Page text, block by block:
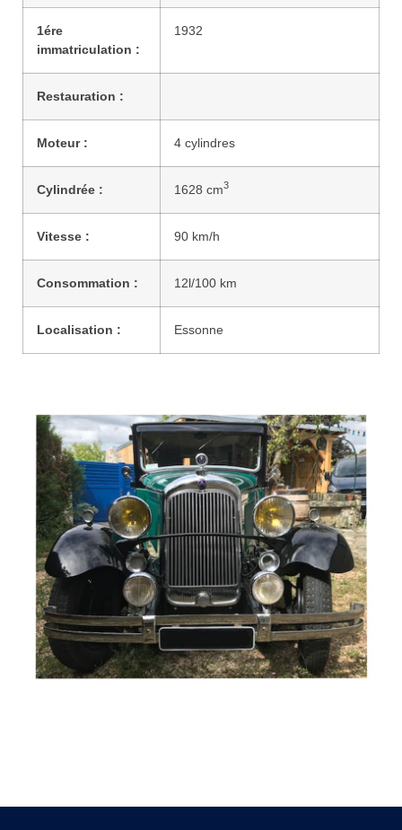
1ére
immatriculation :
1932
Restauration :
Moteur : 4 cylindres
Cylindrée : 1628 cm3
Vitesse : 90 km/h
Consommation : 12l/100 km
Localisation : Essonne